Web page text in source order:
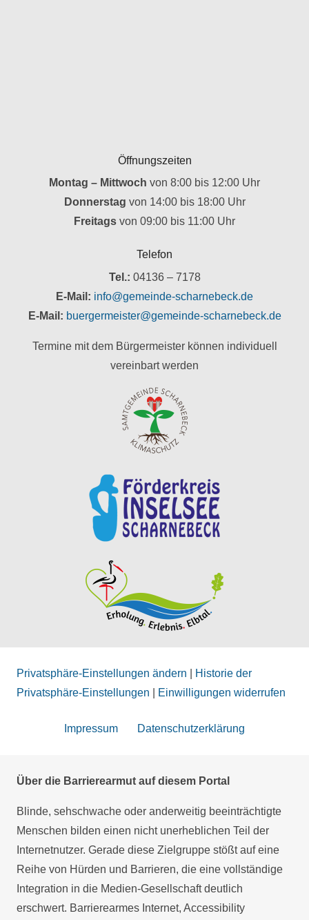
Öffnungszeiten
Montag – Mittwoch von 8:00 bis 12:00 Uhr
Donnerstag von 14:00 bis 18:00 Uhr
Freitags von 09:00 bis 11:00 Uhr
Telefon
Tel.: 04136 – 7178
E-Mail: info@gemeinde-scharnebeck.de
E-Mail: buergermeister@gemeinde-scharnebeck.de
Termine mit dem Bürgermeister können individuell
vereinbart werden
Privatsphäre-Einstellungen ändern
Historie der
Privatsphäre-Einstellungen
Einwilligungen widerrufen
Impressum Datenschutzerklärung
Über die Barrierearmut auf diesem Portal
Blinde, sehschwache oder anderweitig beeinträchtigte
Menschen bilden einen nicht unerheblichen Teil der
Internetnutzer. Gerade diese Zielgruppe stößt auf eine
Reihe von Hürden und Barrieren, die eine vollständige
Integration in die Medien-Gesellschaft deutlich
erschwert. Barrierearmes Internet, Accessibility